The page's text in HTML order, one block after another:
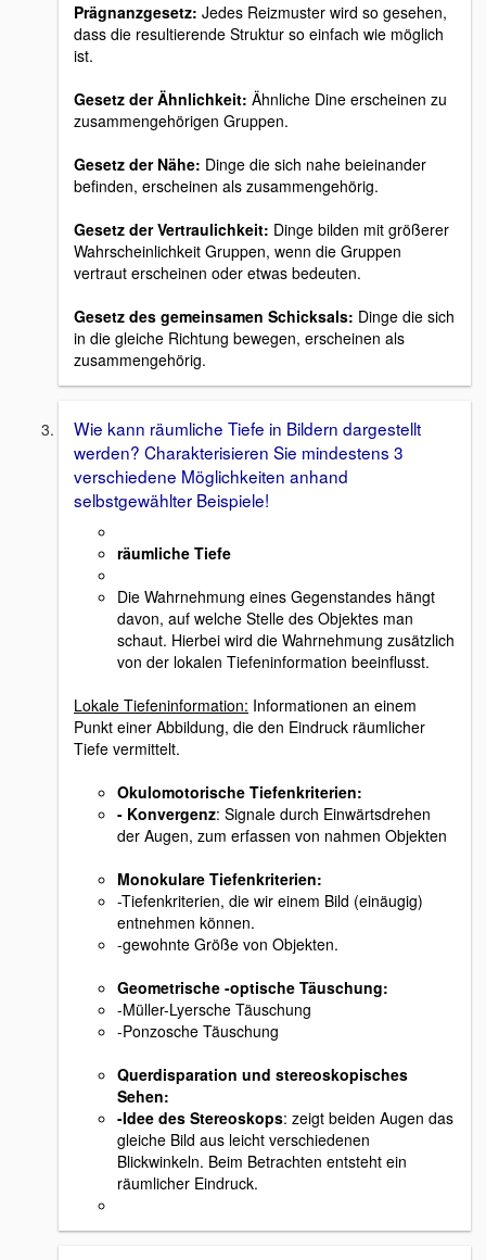
Prägnanzgesetz: Jedes Reizmuster wird so gesehen,
dass die resultierende Struktur so einfach wie möglich
ist.
Gesetz der Ähnlichkeit: Ähnliche Dine erscheinen zu
zusammengehörigen Gruppen.
Gesetz der Nähe: Dinge die sich nahe beieinander
befinden, erscheinen als zusammengehörig.
Gesetz der Vertraulichkeit: Dinge bilden mit größerer
Wahrscheinlichkeit Gruppen, wenn die Gruppen
vertraut erscheinen oder etwas bedeuten.
Gesetz des gemeinsamen Schicksals: Dinge die sich
in die gleiche Richtung bewegen, erscheinen als
zusammengehörig.
Wie kann räumliche Tiefe in Bildern dargestellt
werden? Charakterisieren Sie mindestens 3
verschiedene Möglichkeiten anhand
selbstgewählter Beispiele!
räumliche Tiefe
Die Wahrnehmung eines Gegenstandes hängt
davon, auf welche Stelle des Objektes man
schaut. Hierbei wird die Wahrnehmung zusätzlich
von der lokalen Tiefeninformation beeinflusst.
Lokale Tiefeninformation: Informationen an einem
Punkt einer Abbildung, die den Eindruck räumlicher
Tiefe vermittelt.
Okulomotorische Tiefenkriterien:
- Konvergenz: Signale durch Einwärtsdrehen
der Augen, zum erfassen von nahmen Objekten
Monokulare Tiefenkriterien:
-Tiefenkriterien, die wir einem Bild (einäugig)
entnehmen können.
-gewohnte Größe von Objekten.
Geometrische -optische Täuschung:
-Müller-Lyersche Täuschung
-Ponzosche Täuschung
Querdisparation und stereoskopisches
Sehen:
-Idee des Stereoskops: zeigt beiden Augen das
gleiche Bild aus leicht verschiedenen
Blickwinkeln. Beim Betrachten entsteht ein
räumlicher Eindruck.